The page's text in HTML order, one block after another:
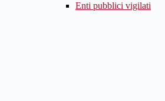
Enti pubblici vigilati